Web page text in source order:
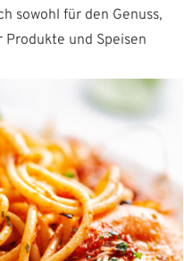
sowohl für den Genuss,
und Speisen